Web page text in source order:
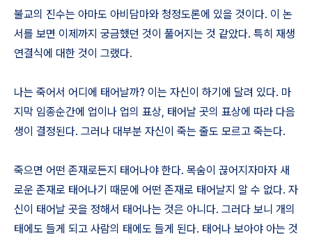
불교의 진수는 아마도 아비담마와 청정도론에 있을 것이다. 이 논
서를 보면 이제까지 궁금했던 것이 풀어지는 것 같았다. 특히 재생
연결식에 대한 것이 그랬다.
나는 죽어서 어디에 태어날까? 이는 자신이 하기에 달려 있다. 마
지막 임종순간에 업이나 업의 표상, 태어날 곳의 표상에 따라 다음
생이 결정된다. 그러나 대부분 자신이 죽는 줄도 모르고 죽는다.
죽으면 어떤 존재로든지 태어나야 한다. 목숨이 끊어지자마자 새
로운 존재로 태어나기 때문에 어떤 존재로 태어날지 알 수 없다. 자
신이 태어날 곳을 정해서 태어나는 것은 아니다. 그러다 보니 개의
태에도 들게 되고 사람의 태에도 들게 된다. 태어나 보아야 아는 것